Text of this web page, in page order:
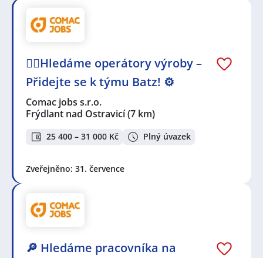
🕵️‍♂️Hledáme operátory výroby –
Přidejte se k týmu Batz! ⚙️
Comac jobs s.r.o.
Frýdlant nad Ostravicí(7 km)
25 400 – 31 000 Kč Plný úvazek
Zveřejněno: 31. července
🔎 Hledáme pracovníka na